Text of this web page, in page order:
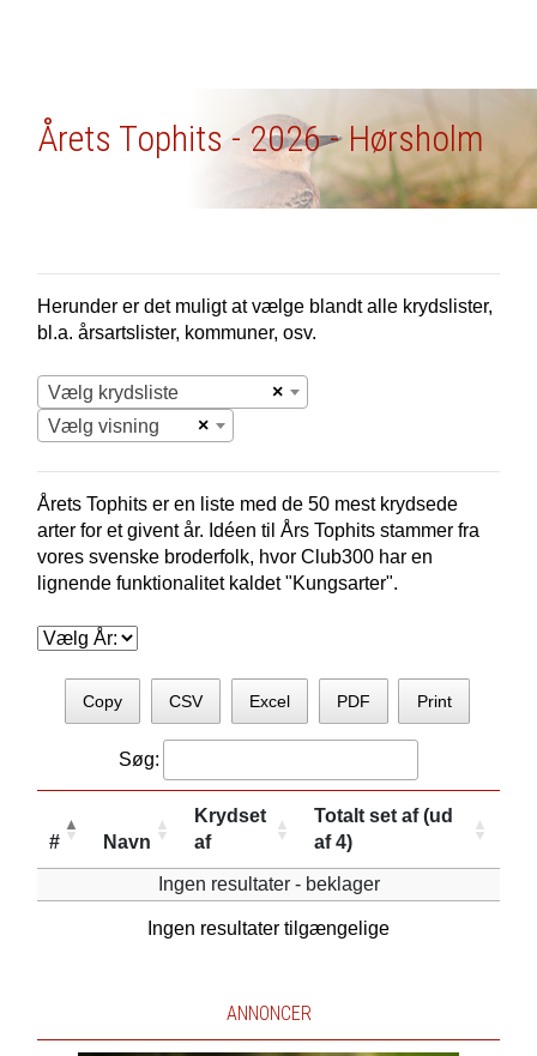
Årets Tophits - 2026 - Hørsholm
Herunder er det muligt at vælge blandt alle krydslister,
bl.a. årsartslister, kommuner, osv.
×
Vælg krydsliste
×
Vælg visning
Årets Tophits er en liste med de 50 mest krydsede
arter for et givent år. Idéen til Års Tophits stammer fra
vores svenske broderfolk, hvor Club300 har en
lignende funktionalitet kaldet "Kungsarter".
Copy CSV Excel PDF Print
Søg:
# Navn
Krydset
af
Totalt set af (ud
af 4)
Ingen resultater - beklager
Ingen resultater tilgængelige
ANNONCER